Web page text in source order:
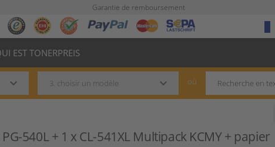
Garantie de remboursement
EST TONERPREIS
keyboard_arrow_down keyboard_arrow_down où
540L + 1 x CL-541XL Multipack KCMY + papier